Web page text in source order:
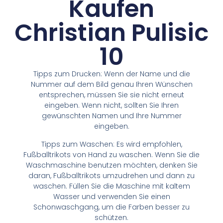
Kaufen
Christian Pulisic
10
Tipps zum Drucken: Wenn der Name und die
Nummer auf dem Bild genau Ihren Wünschen
entsprechen, müssen Sie sie nicht erneut
eingeben. Wenn nicht, sollten Sie Ihren
gewünschten Namen und Ihre Nummer
eingeben.
Tipps zum Waschen: Es wird empfohlen,
Fußballtrikots von Hand zu waschen. Wenn Sie die
Waschmaschine benutzen möchten, denken Sie
daran, Fußballtrikots umzudrehen und dann zu
waschen. Füllen Sie die Maschine mit kaltem
Wasser und verwenden Sie einen
Schonwaschgang, um die Farben besser zu
schützen.